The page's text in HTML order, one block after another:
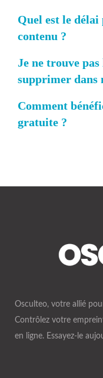
Quel est le délai
contenu ?
Je ne trouve
supprimer dans
Comment
gratuite ?
Osculteo, votre allié
Contrôlez votre
en ligne. Essayez-le